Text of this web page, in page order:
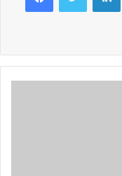
जिल्ला ट्राफिक प्रहरी
कार्यक्रम शुरु गरिएको छ भने
छ । संक्रमणबाट बच्ने बचाउने
न्यूनीकरण होस् भन्ने यस